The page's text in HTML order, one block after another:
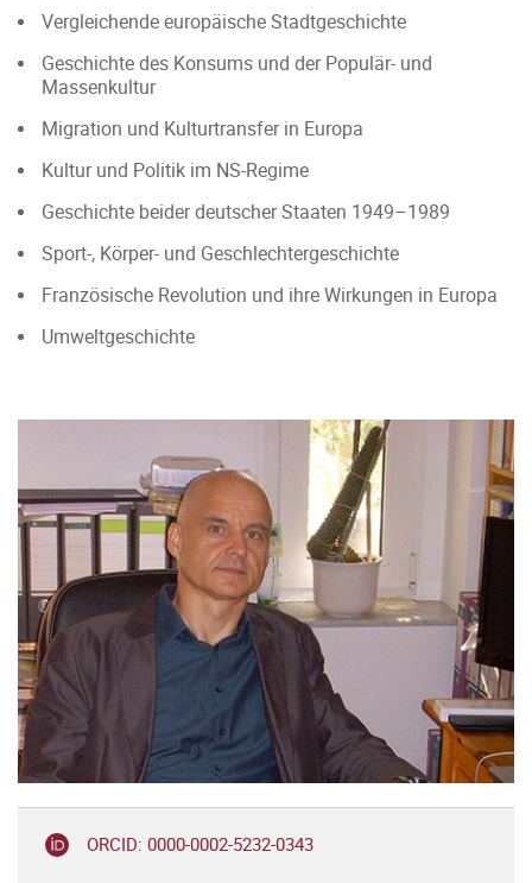
Vergleichende europäische Stadtgeschichte
Geschichte des Konsums und der Populär- und
Massenkultur
Migration und Kulturtransfer in Europa
Kultur und Politik im NS-Regime
Geschichte beider deutscher Staaten 1949–1989
Sport-, Körper- und Geschlechtergeschichte
Französische Revolution und ihre Wirkungen in Europa
Umweltgeschichte
ORCID: 0000-0002-5232-0343